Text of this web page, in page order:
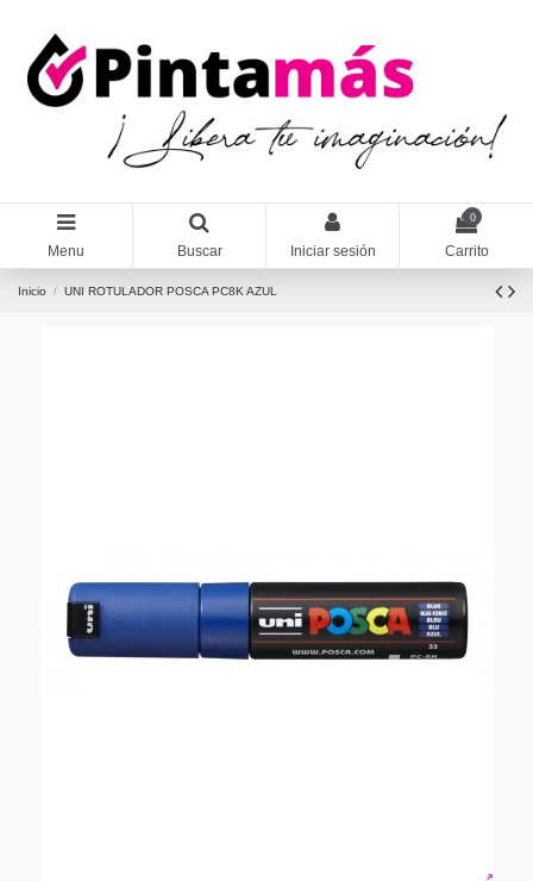
Menu Buscar Iniciar sesión
0
Carrito
Inicio UNI ROTULADOR POSCA PC8K AZUL